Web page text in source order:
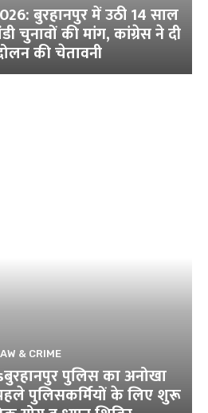
बुरहानपुर में उठी 14 साल
की मांग, कांग्रेस ने दी
की चेतावनी
& CRIME
पुलिस का अनोखा
पहले पुलिसकर्मियों के लिए शुरू